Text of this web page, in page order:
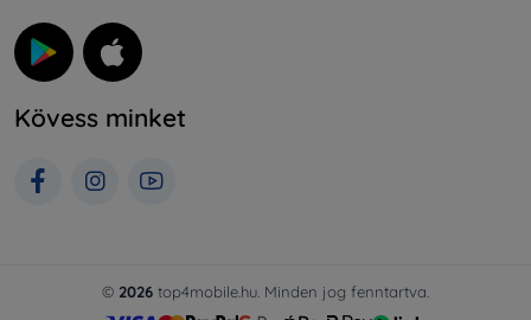
Kövess minket
© 2026 top4mobile.hu. Minden jog fenntartva.